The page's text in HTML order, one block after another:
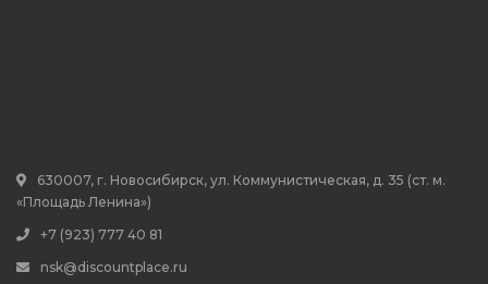
630007, г. Новосибирск, ул. Коммунистическая, д. 35 (ст. м.
«Площадь Ленина»)
+7 (923) 777 40 81
nsk@discountplace.ru